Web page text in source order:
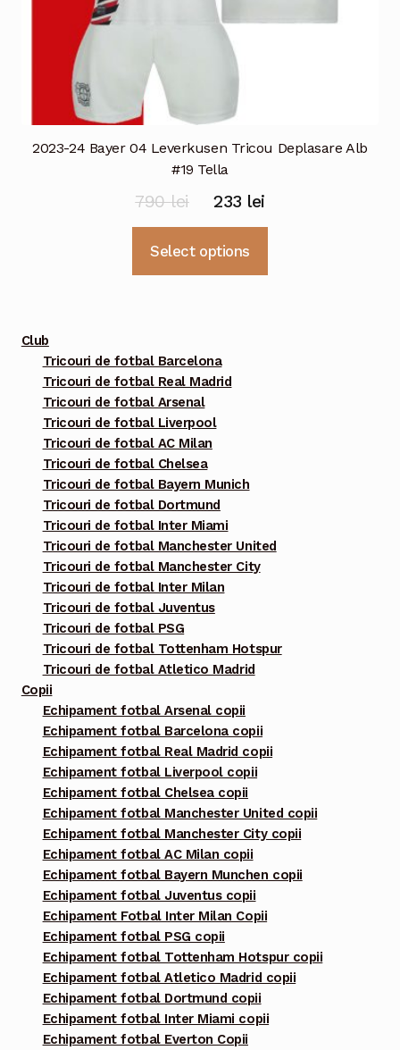
2023-24 Bayer 04 Leverkusen Tricou Deplasare Alb
#19 Tella
790lei
Prețul
inițial
a
233 leiPrețul
curent
Select options
Club
Tricouri de fotbal Barcelona
Tricouri de fotbal Real Madrid
Tricouri de fotbal Arsenal
Tricouri de fotbal Liverpool
Tricouri de fotbal AC Milan
Tricouri de fotbal Chelsea
Tricouri de fotbal Bayern Munich
Tricouri de fotbal Dortmund
Tricouri de fotbal Inter Miami
Tricouri de fotbal Manchester United
Tricouri de fotbal Manchester City
Tricouri de fotbal Inter Milan
Tricouri de fotbal Juventus
Tricouri de fotbal PSG
Tricouri de fotbal Tottenham Hotspur
Tricouri de fotbal Atletico Madrid
Copii
Echipament fotbal Arsenal copii
Echipament fotbal Barcelona copii
Echipament fotbal Real Madrid copii
Echipament fotbal Liverpool copii
Echipament fotbal Chelsea copii
Echipament fotbal Manchester United copii
Echipament fotbal Manchester City copii
Echipament fotbal AC Milan copii
Echipament fotbal Bayern Munchen copii
Echipament fotbal Juventus copii
Echipament Fotbal Inter Milan Copii
Echipament fotbal PSG copii
Echipament fotbal Tottenham Hotspur copii
Echipament fotbal Atletico Madrid copii
Echipament fotbal Dortmund copii
Echipament fotbal Inter Miami copii
Echipament fotbal Everton Copii